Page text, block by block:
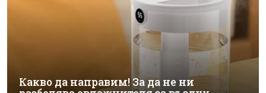
Какво да направим! За да не ни